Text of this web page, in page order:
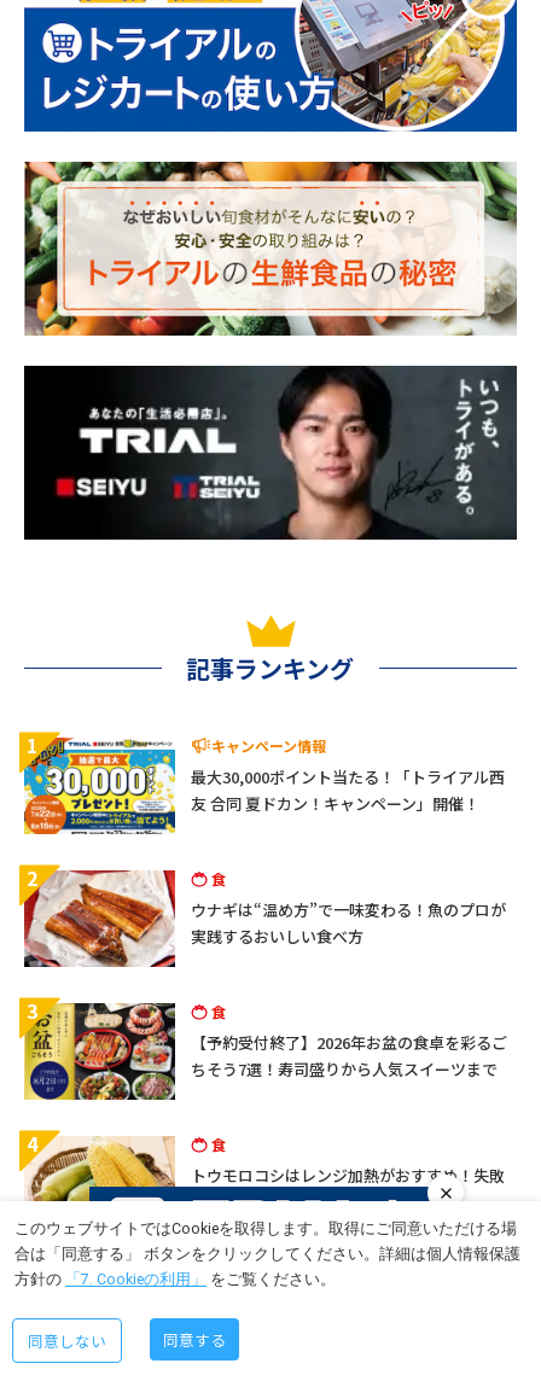
このウェブサイトではCookieを取得します。取得にご同意いただける場
合は「同意する」 ボタンをクリックしてください。詳細は個人情報保護
方針の
「7. Cookieの利用」 をご覧ください。
同意しない 同意する
記事ランキング
1 キャンペーン情報
最大30,000ポイント当たる！「トライアル西
友 合同 夏ドカン！キャンペーン」開催！
2 食
ウナギは“温め方”で一味変わる！魚のプロが
実践するおいしい食べ方
3 食
【予約受付終了】2026年お盆の食卓を彩るご
ちそう7選！寿司盛りから人気スイーツまで
4 食
トウモロコシはレンジ加熱がおすすめ！失敗
しない手順を紹介
5 食
り詰まったシュークリームが驚きの価格！